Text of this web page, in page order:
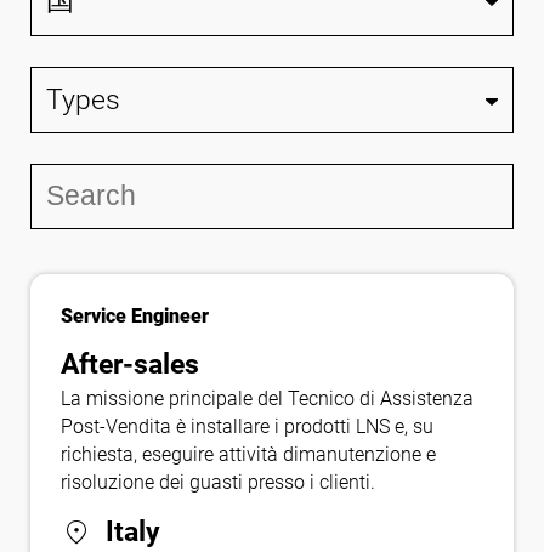
Service Engineer
After-sales
La missione principale del Tecnico di Assistenza
Post-Vendita è installare i prodotti LNS e, su
richiesta, eseguire attività dimanutenzione e
risoluzione dei guasti presso i clienti.
location_on Italy